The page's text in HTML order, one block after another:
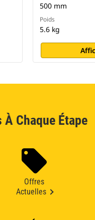
500 mm
Poids
5.6 kg
Chaque Étape
Offres
Actuelles